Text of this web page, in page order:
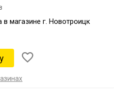
в магазине г. Новотроицк